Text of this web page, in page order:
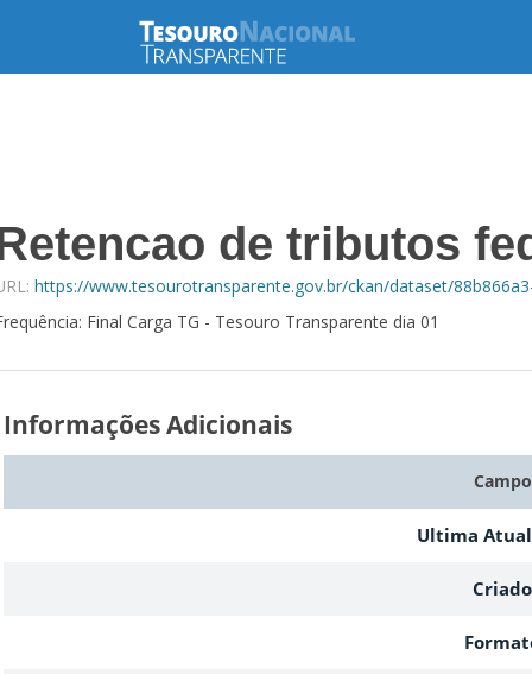
de tributos
https://www.tesourotransparente.gov.br/ckan/dataset/
Final Carga TG - Tesouro Transparente dia 01
Informações Adicionais
Campo
Ultima
Criado